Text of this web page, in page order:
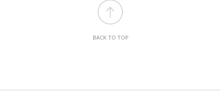
BACK TO TOP